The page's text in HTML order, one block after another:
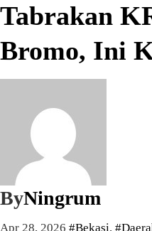
Tabrakan
Bromo, Ini
ByNingrum
Apr 28, 2026 #Bekasi,